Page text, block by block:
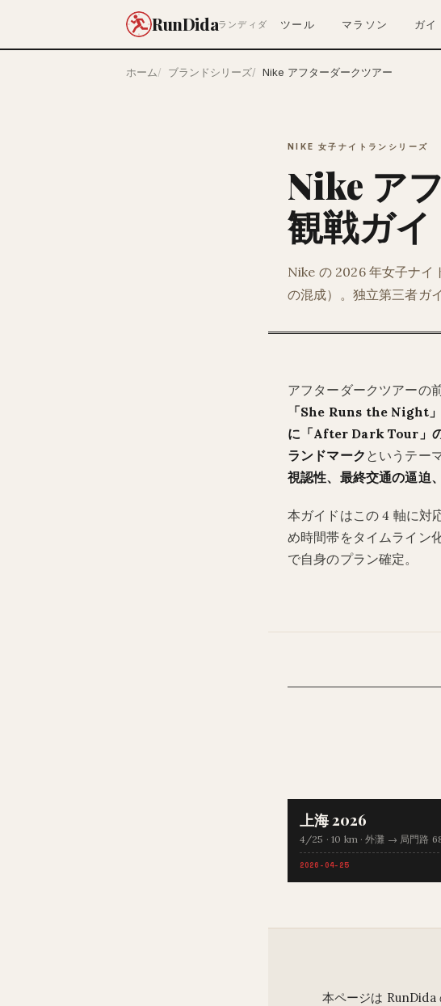
RunDidaランディダ ツール マラソン ガイ
ホーム ブランドシリーズ Nike アフターダークツアー
NIKE 女子ナイトランシリーズ
Nike ア
観戦ガイ
Nike の 2026 年女子ナイ
の混成）。独立第三者ガ
アフターダークツアーの
「She Runs the Night」
に「After Dark Tour」
ランドマーク というテー
視認性、最終交通の逼迫
本ガイドはこの 4 軸に対
め時間帯をタイムライン
で自身のプラン確定。
上海 2026
4/25 · 10 km · 外灘 → 局門路
2026-04-25
本ページは RunDida